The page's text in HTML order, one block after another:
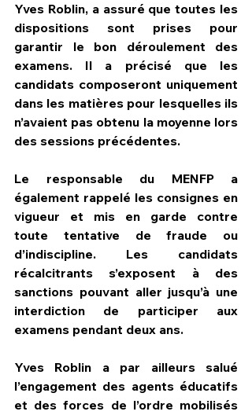
Yves Roblin, a assuré que toutes les
dispositions sont prises pour
garantir le bon déroulement des
examens. Il a précisé que les
candidats composeront uniquement
dans les matières pour lesquelles ils
n’avaient pas obtenu la moyenne lors
des sessions précédentes.
Le responsable du MENFP a
également rappelé les consignes en
vigueur et mis en garde contre
toute tentative de fraude ou
d’indiscipline. Les candidats
récalcitrants s’exposent à des
sanctions pouvant aller jusqu’à une
interdiction de participer aux
examens pendant deux ans.
Yves Roblin a par ailleurs salué
l’engagement des agents éducatifs
et des forces de l’ordre mobilisés